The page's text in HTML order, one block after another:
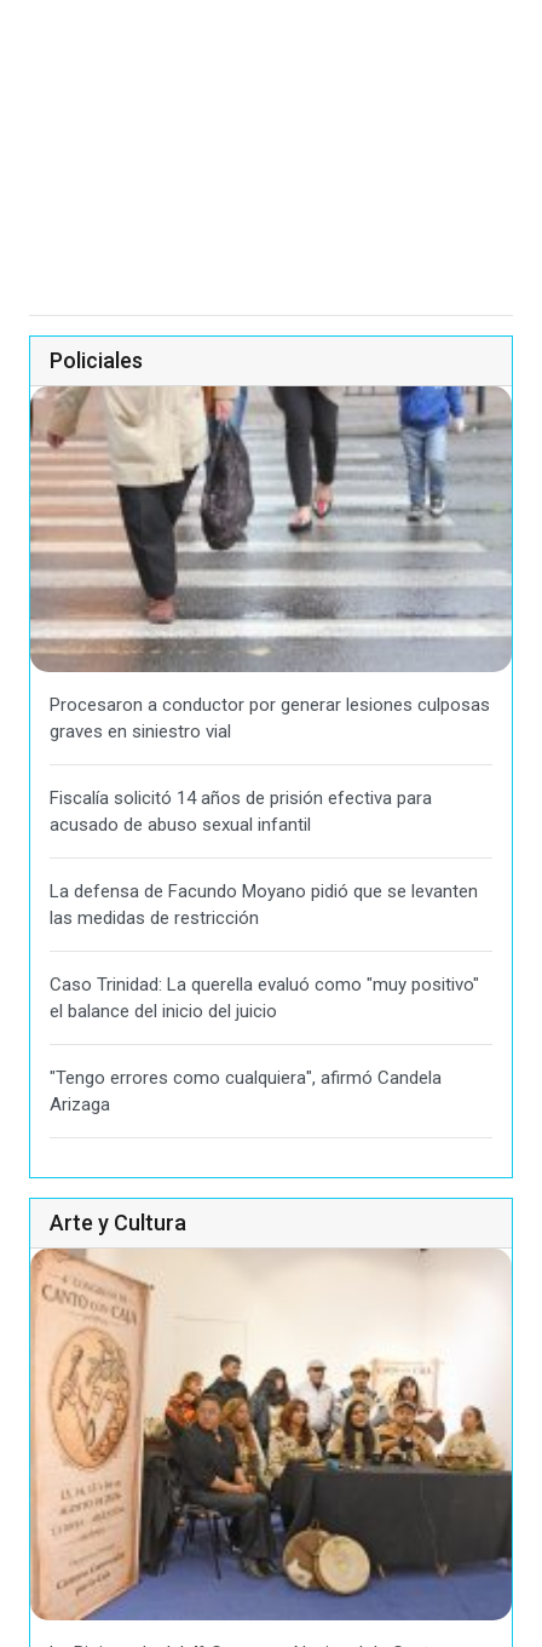
Policiales
Procesaron a conductor por generar lesiones culposas
graves en siniestro vial
Fiscalía solicitó 14 años de prisión efectiva para
acusado de abuso sexual infantil
La defensa de Facundo Moyano pidió que se levanten
las medidas de restricción
Caso Trinidad: La querella evaluó como "muy positivo"
el balance del inicio del juicio
"Tengo errores como cualquiera", afirmó Candela
Arizaga
Arte y Cultura